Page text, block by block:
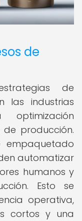
de
de
las industrias
optimización
producción.
automatizar
humanos y
Esto se
operativa,
cortos y una